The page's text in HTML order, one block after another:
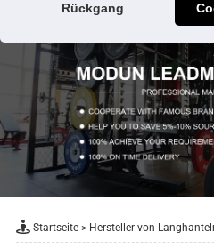
Rückgang
Startseite> Hersteller von